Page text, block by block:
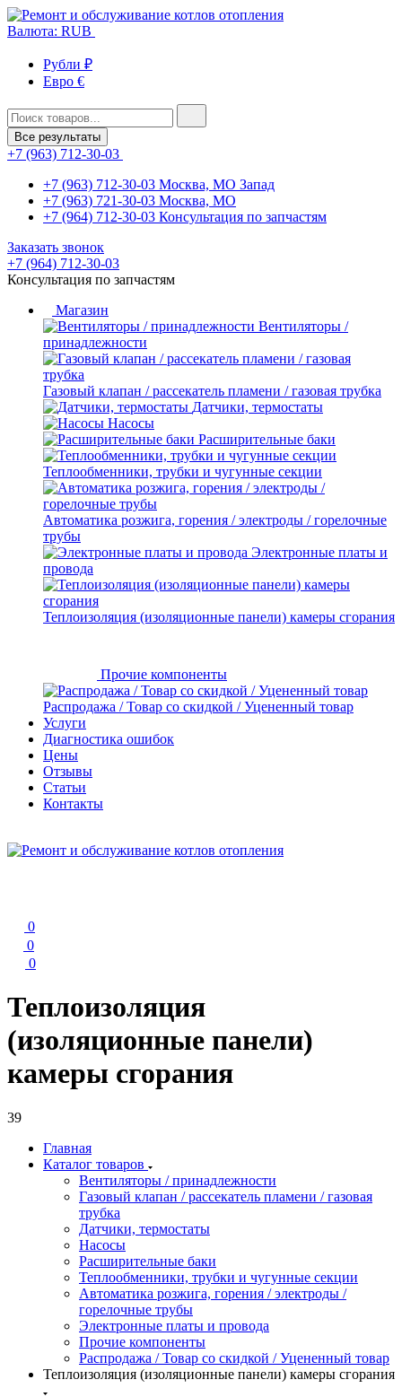
Валюта: RUB
Рубли ₽
Евро €
Все результаты
+7 (963) 712-30-03
+7 (963) 712-30-03 Москва, МО Запад
+7 (963) 721-30-03 Москва, МО
+7 (964) 712-30-03 Консультация по запчастям
Заказать звонок
+7 (964) 712-30-03
Консультация по запчастям
Магазин
Вентиляторы /
принадлежности
Газовый клапан / рассекатель пламени / газовая трубка
Датчики, термостаты
Насосы
Расширительные баки
Теплообменники, трубки и чугунные секции
Автоматика розжига, горения / электроды / горелочные
трубы
Электронные платы и
провода
Теплоизоляция (изоляционные панели) камеры сгорания
Прочие компоненты
Распродажа / Товар со скидкой / Уцененный товар
Услуги
Диагностика ошибок
Цены
Отзывы
Статьи
Контакты
0
0
0
Теплоизоляция
(изоляционные панели)
камеры сгорания
39
Главная
Каталог товаров
Вентиляторы / принадлежности
Газовый клапан / рассекатель пламени / газовая
трубка
Датчики, термостаты
Насосы
Расширительные баки
Теплообменники, трубки и чугунные секции
Автоматика розжига, горения / электроды /
горелочные трубы
Электронные платы и провода
Прочие компоненты
Распродажа / Товар со скидкой / Уцененный товар
Теплоизоляция (изоляционные панели) камеры сгорания